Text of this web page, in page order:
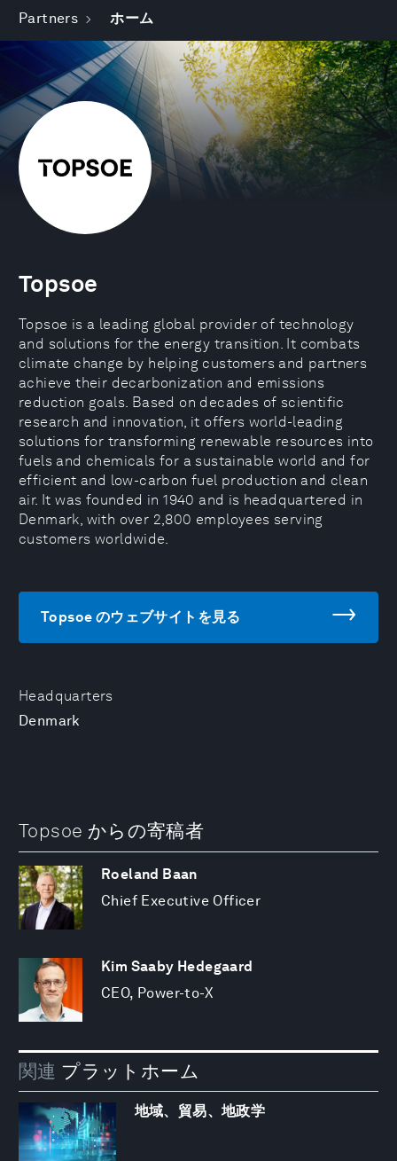
Partners ホーム
Headquarters
Denmark
Topsoe
Topsoe is a leading global provider of technology
and solutions for the energy transition. It combats
climate change by helping customers and partners
achieve their decarbonization and emissions
reduction goals. Based on decades of scientific
research and innovation, it offers world-leading
solutions for transforming renewable resources into
fuels and chemicals for a sustainable world and for
efficient and low-carbon fuel production and clean
air. It was founded in 1940 and is headquartered in
Denmark, with over 2,800 employees serving
customers worldwide.
Topsoe のウェブサイトを見る
Topsoe からの寄稿者
Roeland Baan
Chief Executive Officer
Kim Saaby Hedegaard
CEO, Power-to-X
関連 プラットホーム
地域、貿易、地政学